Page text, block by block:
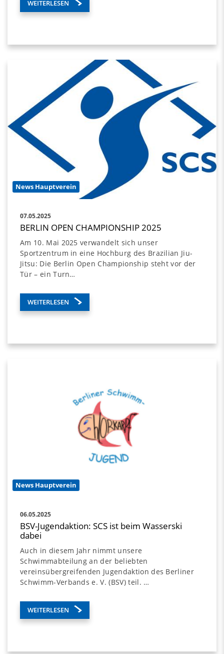
WEITERLESEN
News Hauptverein
07.05.2025
BERLIN OPEN CHAMPIONSHIP 2025
Am 10. Mai 2025 verwandelt sich unser
Sportzentrum in eine Hochburg des Brazilian Jiu-
Jitsu: Die Berlin Open Championship steht vor der
Tür – ein Turn…
WEITERLESEN
News Hauptverein
06.05.2025
BSV-Jugendaktion: SCS ist beim Wasserski
dabei
Auch in diesem Jahr nimmt unsere
Schwimmabteilung an der beliebten
vereinsübergreifenden Jugendaktion des Berliner
Schwimm-Verbands e. V. (BSV) teil. …
WEITERLESEN